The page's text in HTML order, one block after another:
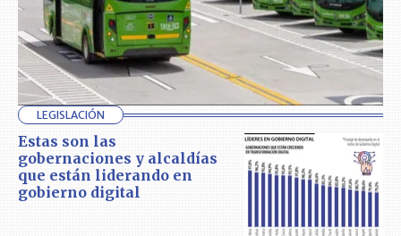
LEGISLACIÓN
Estas son las
gobernaciones y alcaldías
que están liderando en
gobierno digital